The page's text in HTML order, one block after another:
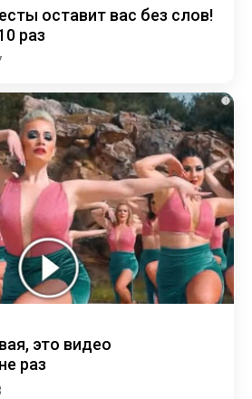
оставит вас без слов!
раз
i
это видео
раз